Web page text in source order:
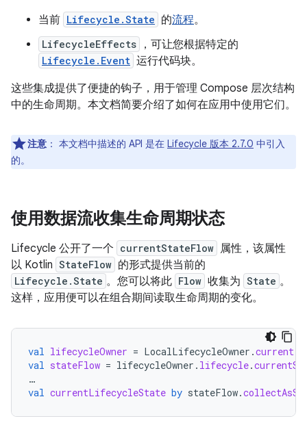
当前 Lifecycle.State 的流程。
LifecycleEffects ，可让您根据特定的
Lifecycle.Event 运行代码块。
这些集成提供了便捷的钩子，用于管理 Compose 层次结构
中的生命周期。本文档简要介绍了如何在应用中使用它们。
注意 ： 本文档中描述的 API 是在 Lifecycle 版本 2.7.0 中引入
的。
使用数据流收集生命周期状态
Lifecycle 公开了一个 currentStateFlow 属性，该属性
以 Kotlin StateFlow 的形式提供当前的
Lifecycle.State 。您可以将此 Flow 收集为 State 。
这样，应用便可以在组合期间读取生命周期的变化。
val lifecycleOwner = LocalLifecycleOwner .current
val stateFlow = lifecycleOwner . lifecycle.
…
val currentLifecycleState by stateFlow.